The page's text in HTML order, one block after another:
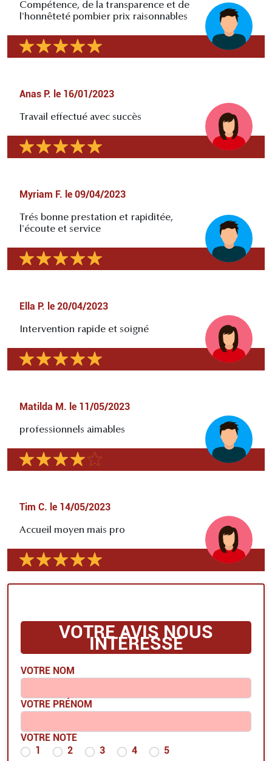
Compétence, de la transparence et de
l'honnêteté pombier prix raisonnables
Anas P. le 16/01/2023
Travail effectué avec succès
Myriam F. le 09/04/2023
Trés bonne prestation et rapiditée,
l'écoute et service
Ella P. le 20/04/2023
Intervention rapide et soigné
Matilda M. le 11/05/2023
professionnels aimables
Tim C. le 14/05/2023
Accueil moyen mais pro
VOTRE AVIS NOUS
INTÉRESSE
VOTRE NOM
VOTRE PRÉNOM
VOTRE NOTE
1
2 3 4 5